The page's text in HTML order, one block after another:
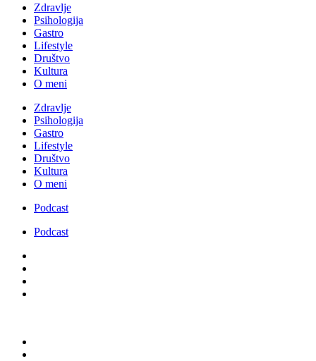
Zdravlje
Psihologija
Gastro
Lifestyle
Društvo
Kultura
O meni
Zdravlje
Psihologija
Gastro
Lifestyle
Društvo
Kultura
O meni
Podcast
Podcast